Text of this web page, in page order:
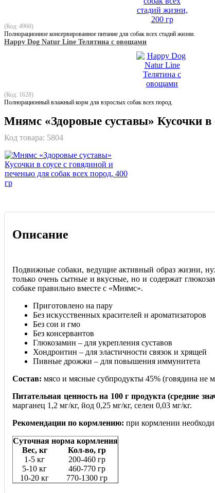
(Код: 4960)
Полнорационное консервированное питание для собак всех стадий жизни.
Happy Dog Natur Line Телятина с овощами
(Код: 1628)
Полнорационный влажный корм для взрослых собак всех пород.
Мнямс «Здоровые суставы» Кусочки в
Код товара: 5804
Описание
Подвижные собаки, ведущие активный образ жизни,
только очень сытные и вкусные, но и содержат
собаке правильно вместе с «Мнямс».
Приготовлено на пару
Без искусственных красителей и ароматизаторов
Без сои и гмо
Без консервантов
Глюкозамин – для укрепления суставов
Хондроитин – для эластичности связок и хрящей
Пивные дрожжи – для повышения иммунитета
Состав: мясо и мясные субпродукты 45% (говядина
Питательная ценность на 100 г продукта (средние
марганец 1,2 мг/кг, йод 0,25 мг/кг, селен 0,03 мг/кг.
Рекомендации по кормлению: при кормлении
Суточная норма кормления
Вес, кг
Кол-во, гр
1-5 кг
200-460 гр
5-10 кг
460-770 гр
10-20 кг
770-1300 гр